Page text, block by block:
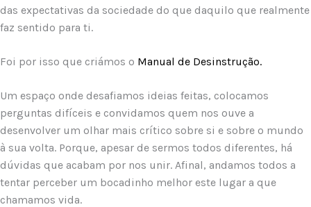
das expectativas da sociedade do que daquilo que realmente
faz sentido para ti.
Foi por isso que criámos o Manual de Desinstrução.
Um espaço onde desafiamos ideias feitas, colocamos
perguntas difíceis e convidamos quem nos ouve a
desenvolver um olhar mais crítico sobre si e sobre o mundo
à sua volta. Porque, apesar de sermos todos diferentes, há
dúvidas que acabam por nos unir. Afinal, andamos todos a
tentar perceber um bocadinho melhor este lugar a que
chamamos vida.